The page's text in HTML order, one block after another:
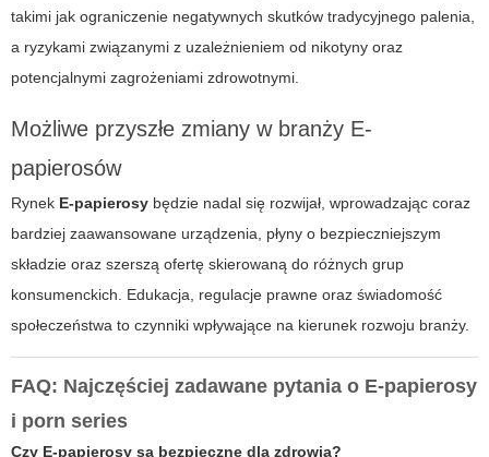
takimi jak ograniczenie negatywnych skutków tradycyjnego palenia,
a ryzykami związanymi z uzależnieniem od nikotyny oraz
potencjalnymi zagrożeniami zdrowotnymi.
Możliwe przyszłe zmiany w branży E-
papierosów
Rynek E-papierosy będzie nadal się rozwijał, wprowadzając coraz
bardziej zaawansowane urządzenia, płyny o bezpieczniejszym
składzie oraz szerszą ofertę skierowaną do różnych grup
konsumenckich. Edukacja, regulacje prawne oraz świadomość
społeczeństwa to czynniki wpływające na kierunek rozwoju branży.
FAQ: Najczęściej zadawane pytania o E-papierosy
i porn series
Czy E-papierosy są bezpieczne dla zdrowia?